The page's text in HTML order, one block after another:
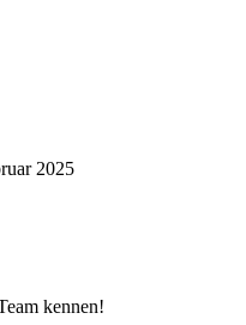
2025
kennen!